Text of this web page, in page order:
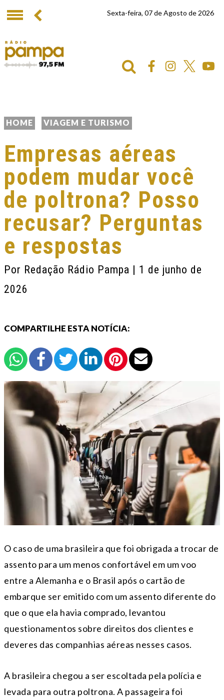
Sexta-feira, 07 de Agosto de 2026
HOME VIAGEM E TURISMO
Empresas aéreas
podem mudar você
de poltrona? Posso
recusar? Perguntas
e respostas
Por Redação Rádio Pampa | 1 de junho de
2026
COMPARTILHE ESTA NOTÍCIA:
O caso de uma brasileira que foi obrigada a trocar de
assento para um menos confortável em um voo
entre a Alemanha e o Brasil após o cartão de
embarque ser emitido com um assento diferente do
que o que ela havia comprado, levantou
questionamentos sobre direitos dos clientes e
deveres das companhias aéreas nesses casos.
A brasileira chegou a ser escoltada pela polícia e
levada para outra poltrona. A passageira foi